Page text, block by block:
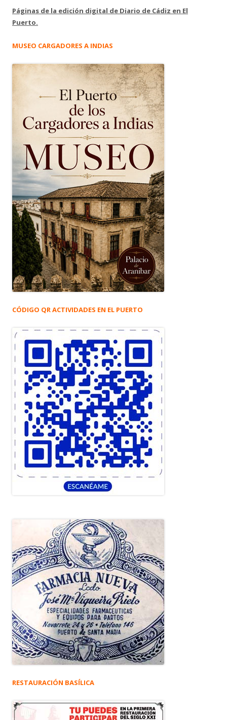
Páginas de la edición digital de Diario de Cádiz en El
Puerto.
MUSEO CARGADORES A INDIAS
CÓDIGO QR ACTIVIDADES EN EL PUERTO
RESTAURACIÓN BASÍLICA